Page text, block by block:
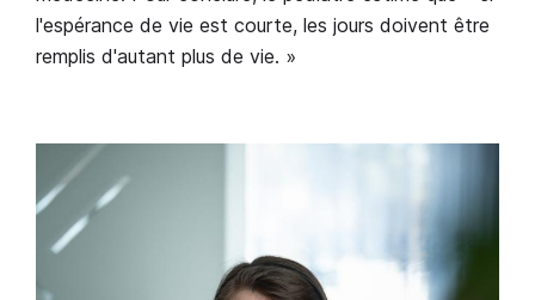
l'espérance de vie est courte, les jours doivent être
remplis d'autant plus de vie. »